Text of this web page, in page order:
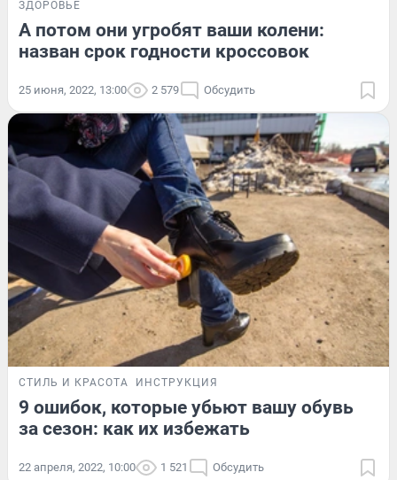
ЗДОРОВЬЕ
А потом они угробят ваши колени:
назван срок годности кроссовок
25 июня, 2022, 13:00 2 579 Обсудить
СТИЛЬ И КРАСОТА ИНСТРУКЦИЯ
9 ошибок, которые убьют вашу обувь
за сезон: как их избежать
22 апреля, 2022, 10:00 1 521 Обсудить